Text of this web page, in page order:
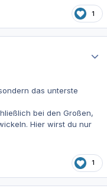
1
das unterste
bei den Großen,
Hier wirst du nur
1